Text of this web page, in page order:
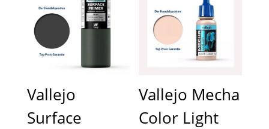
Vallejo
Surface
Vallejo Mecha
Color Light